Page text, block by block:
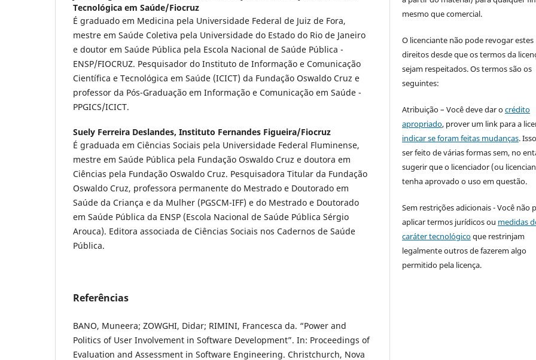
Tecnológica em Saúde/Fiocruz
É graduado em Medicina pela Universidade Federal de Juiz de Fora,
mestre em Saúde Coletiva pela Universidade do Estado do Rio de Janeiro
e doutor em Saúde Pública pela Escola Nacional de Saúde Pública -
ENSP/FIOCRUZ. Pesquisador do Instituto de Informação e Comunicação
Científica e Tecnológica em Saúde (ICICT) da Fundação Oswaldo Cruz e
professor da Pós-Graduação em Informação e Comunicação em Saúde -
PPGICS/ICICT.
Suely Ferreira Deslandes, Instituto Fernandes Figueira/Fiocruz
É graduada em Ciências Sociais pela Universidade Federal Fluminense,
mestre em Saúde Pública pela Fundação Oswaldo Cruz e doutora em
Ciências pela Fundação Oswaldo Cruz. Pesquisadora Titular da Fundação
Oswaldo Cruz, professora permanente do Mestrado e Doutorado em
Saúde da Criança e da Mulher (PGSCM-IFF) e do Mestrado e Doutorado
em Saúde Pública da ENSP (Escola Nacional de Saúde Pública Sérgio
Arouca). Editora associada de Ciências Sociais nos Cadernos de Saúde
Pública.
Referências
BANO, Muneera; ZOWGHI, Didar; RIMINI, Francesca da. “Power and
Politics of User Involvement in Software Development”. In: Proceedings of
Evaluation and Assessment in Software Engineering. Christchurch, Nova
mesmo que comercial.
O licenciante não pode revogar estes
direitos desde que os termos da
sejam respeitados. Os termos são os
seguintes:
Atribuição – Você deve dar ocrédito
apropriado, prover um link para a
indicar se foram feitas mudanças.
ser feito de várias formas sem, no
sugerir que o licenciador (ou
tenha aprovado o uso em questão.
Sem restrições adicionais - Você não
aplicar termos jurídicos ou medidas
caráter tecnológicoque restrinjam
legalmente outros de fazerem algo
permitido pela licença.